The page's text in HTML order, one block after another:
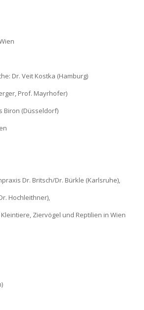
Dr. Veit Kostka (Hamburg)
Prof. Mayrhofer)
Biron (Düsseldorf)
Dr. Britsch/Dr. Bürkle (Karlsruhe),
Hochleithner),
Ziervögel und Reptilien in Wien